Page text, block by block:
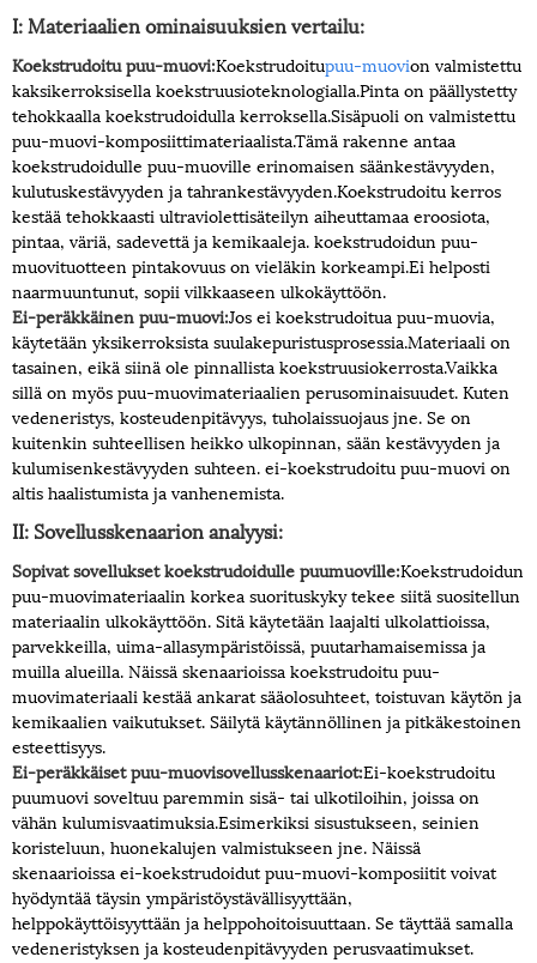
I: Materiaalien ominaisuuksien vertailu:
Koekstrudoitu puu-muovi:Koekstrudoitupuu-muovion valmistettu
kaksikerroksisella koekstruusioteknologialla.Pinta on päällystetty
tehokkaalla koekstrudoidulla kerroksella.Sisäpuoli on valmistettu
puu-muovi-komposiittimateriaalista.Tämä rakenne antaa
koekstrudoidulle puu-muoville erinomaisen säänkestävyyden,
kulutuskestävyyden ja tahrankestävyyden.Koekstrudoitu kerros
kestää tehokkaasti ultraviolettisäteilyn aiheuttamaa eroosiota,
pintaa, väriä, sadevettä ja kemikaaleja. koekstrudoidun puu-
muovituotteen pintakovuus on vieläkin korkeampi.Ei helposti
naarmuuntunut, sopii vilkkaaseen ulkokäyttöön.
Ei-peräkkäinen puu-muovi:Jos ei koekstrudoitua puu-muovia,
käytetään yksikerroksista suulakepuristusprosessia.Materiaali on
tasainen, eikä siinä ole pinnallista koekstruusiokerrosta.Vaikka
sillä on myös puu-muovimateriaalien perusominaisuudet. Kuten
vedeneristys, kosteudenpitävyys, tuholaissuojaus jne. Se on
kuitenkin suhteellisen heikko ulkopinnan, sään kestävyyden ja
kulumisenkestävyyden suhteen. ei-koekstrudoitu puu-muovi on
altis haalistumista ja vanhenemista.
II: Sovellusskenaarion analyysi:
Sopivat sovellukset koekstrudoidulle puumuoville:Koekstrudoidun
puu-muovimateriaalin korkea suorituskyky tekee siitä suositellun
materiaalin ulkokäyttöön. Sitä käytetään laajalti ulkolattioissa,
parvekkeilla, uima-allasympäristöissä, puutarhamaisemissa ja
muilla alueilla. Näissä skenaarioissa koekstrudoitu puu-
muovimateriaali kestää ankarat sääolosuhteet, toistuvan käytön ja
kemikaalien vaikutukset. Säilytä käytännöllinen ja pitkäkestoinen
esteettisyys.
Ei-peräkkäiset puu-muovisovellusskenaariot:Ei-koekstrudoitu
puumuovi soveltuu paremmin sisä- tai ulkotiloihin, joissa on
vähän kulumisvaatimuksia.Esimerkiksi sisustukseen, seinien
koristeluun, huonekalujen valmistukseen jne. Näissä
skenaarioissa ei-koekstrudoidut puu-muovi-komposiitit voivat
hyödyntää täysin ympäristöystävällisyyttään,
helppokäyttöisyyttään ja helppohoitoisuuttaan. Se täyttää samalla
vedeneristyksen ja kosteudenpitävyyden perusvaatimukset.